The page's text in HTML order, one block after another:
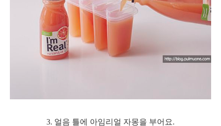
3. 얼음 틀에 아임리얼 자몽을 부어요.